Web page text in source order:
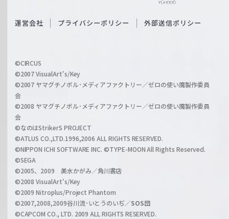
c
a
r
z
O
i
l
h
a
n
l
運営会社 プライバシーポリシー 外部送信ポリシー
©CIRCUS
©2007 VisualArt's/Key
©2007 ヤマグチノボル･メディアファクトリー／ゼロの使い魔製作委員
会
©2008 ヤマグチノボル･メディアファクトリー／ゼロの使い魔製作委員
会
©なのはStrikerS PROJECT
©ATLUS CO.,LTD.1996,2006 ALL RIGHTS RESERVED.
©NIPPON ICHI SOFTWARE INC. ©TYPE-MOON All Rights Reserved.
©SEGA
©2005、2009 美水かがみ／角川書店
©2008 VisualArt's/Key
©2009 Nitroplus/Project Phantom
©2007,2008,2009谷川流･いとうのいぢ／SOS団
©CAPCOM CO., LTD. 2009 ALL RIGHTS RESERVED.